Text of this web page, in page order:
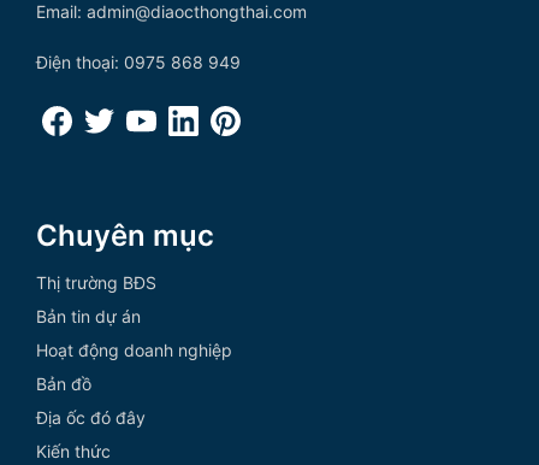
Email: admin@diaocthongthai.com
Điện thoại: 0975 868 949
Chuyên mục
Thị trường BĐS
Bản tin dự án
Hoạt động doanh nghiệp
Bản đồ
Địa ốc đó đây
Kiến thức